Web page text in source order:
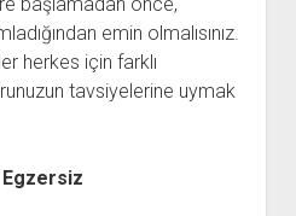
emin olmalısınız.
herkes için farklı
tavsiyelerine uymak
Egzersiz